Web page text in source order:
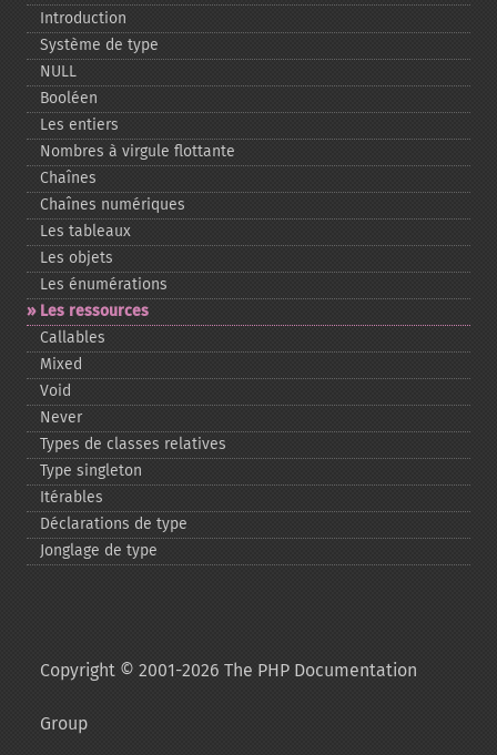
Introduction
Système de type
NULL
Booléen
Les entiers
Nombres à virgule flottante
Chaînes
Chaînes numériques
Les tableaux
Les objets
Les énumérations
Les ressources
Callables
Mixed
Void
Never
Types de classes relatives
Type singleton
Itérables
Déclarations de type
Jonglage de type
Copyright © 2001-2026 The PHP Documentation
Group